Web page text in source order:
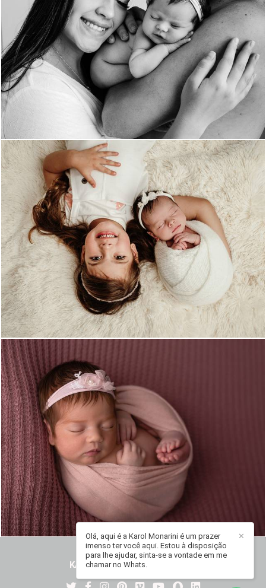
834 0
728 0
1045 0
KAROL MONARINI/
✕
Olá, aqui é a Karol Monarini é um prazer
imenso ter você aqui. Estou à disposição
para lhe ajudar, sinta-se a vontade em me
chamar no Whats.